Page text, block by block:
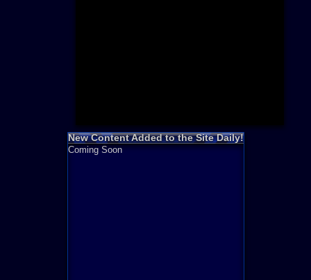
New Content Added to the Site Daily!
Coming Soon